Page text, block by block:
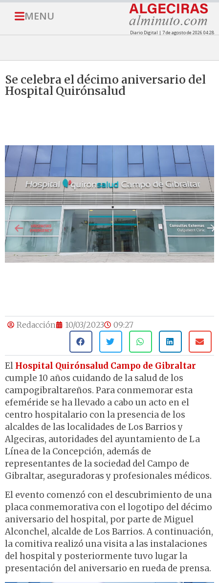
MENU
Diario Digital | 7 de agosto de 2026 04:28
Se celebra el décimo aniversario del
Hospital Quirónsalud
Redacción 10/03/2023 09:27
El Hospital Quirónsalud Campo de Gibraltar
cumple 10 años cuidando de la salud de los
campogibraltareños. Para conmemorar esta
efeméride se ha llevado a cabo un acto en el
centro hospitalario con la presencia de los
alcaldes de las localidades de Los Barrios y
Algeciras, autoridades del ayuntamiento de La
Línea de la Concepción, además de
representantes de la sociedad del Campo de
Gibraltar, aseguradoras y profesionales médicos.
El evento comenzó con el descubrimiento de una
placa conmemorativa con el logotipo del décimo
aniversario del hospital, por parte de Miguel
Alconchel, alcalde de Los Barrios. A continuación,
la comitiva realizó una visita a las instalaciones
del hospital y posteriormente tuvo lugar la
presentación del aniversario en rueda de prensa.